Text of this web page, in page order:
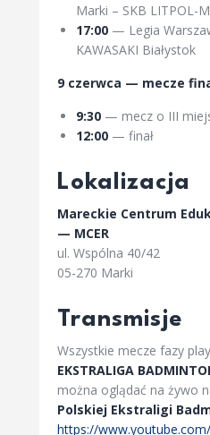
Marki – SKB LITPOL-
17:00 — Legia
KAWASAKI Białystok
9 czerwca — mecze
9:30 — mecz o III
12:00 — finał
Lokalizacja
Mareckie Centrum
— MCER
ul. Wspólna 40/42
05-270 Marki
Transmisje
Wszystkie mecze fazy
EKSTRALIGA
można oglądać na żywo
Polskiej Ekstraligi
https://